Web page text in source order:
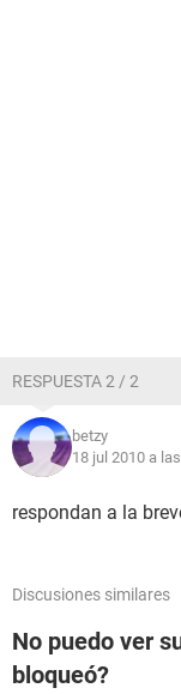
RESPUESTA 2 / 2
betzy
18 jul 2010 a
respondan a la
Discusiones similares
No puedo ver
bloqueó?